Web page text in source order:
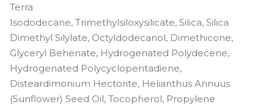
Terra
Isododecane, Trimethylsiloxysilicate, Silica, Silica
Dimethyl Silylate, Octyldodecanol, Dimethicone,
Glyceryl Behenate, Hydrogenated Polydecene,
Hydrogenated Polycyclopentadiene,
Disteardimonium Hectorite, Helianthus Annuus
(Sunflower) Seed Oil, Tocopherol, Propylene